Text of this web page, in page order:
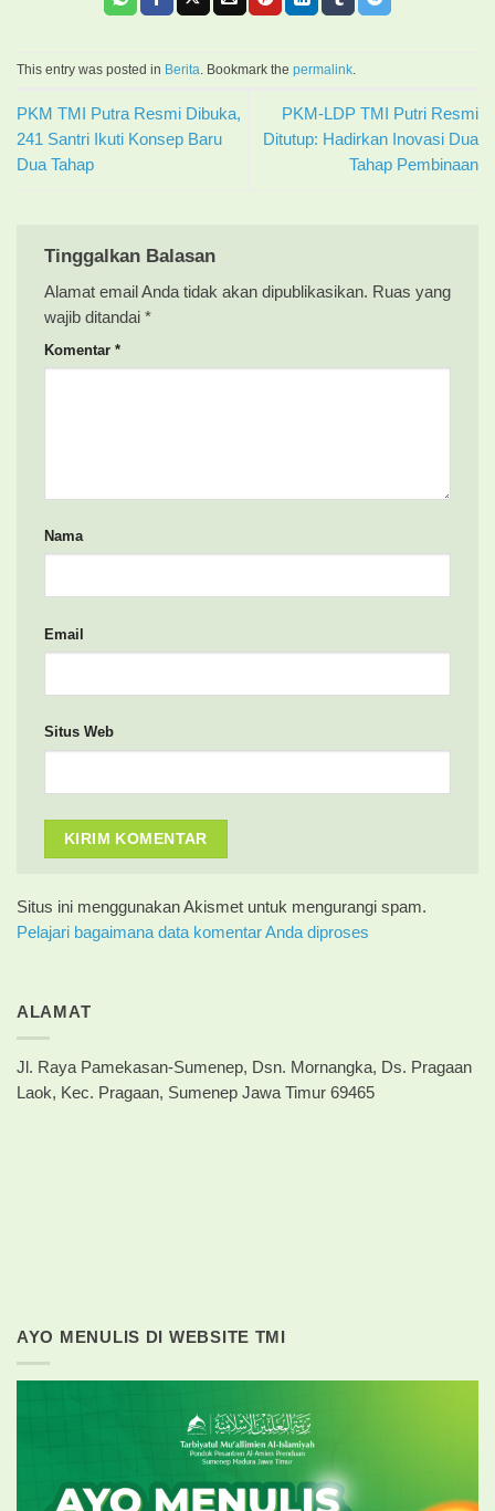
This entry was posted in Berita . Bookmark the permalink
PKM TMI Putra Resmi Dibuka,
241 Santri Ikuti Konsep Baru
Dua Tahap
PKM-LDP TMI Putri Resmi
Ditutup: Hadirkan Inovasi Dua
Tahap Pembinaan
Tinggalkan Balasan
Alamat email Anda tidak akan dipublikasikan. Ruas yang
wajib ditandai *
Komentar *
Nama
Email
Situs Web
Situs ini menggunakan Akismet untuk mengurangi spam.
Pelajari bagaimana data komentar Anda diproses
ALAMAT
Jl. Raya Pamekasan-Sumenep, Dsn. Mornangka, Ds. Pragaan
Laok, Kec. Pragaan, Sumenep Jawa Timur 69465
AYO MENULIS DI WEBSITE TMI